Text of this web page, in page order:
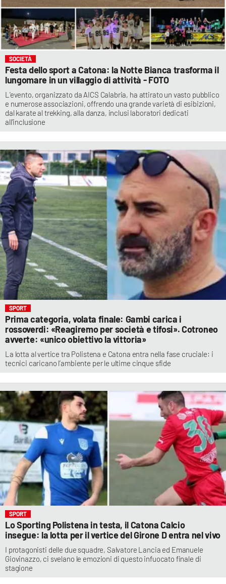
SOCIETÀ
Festa dello sport a Catona: la Notte Bianca trasforma il
lungomare in un villaggio di attività - FOTO
L'evento, organizzato da AICS Calabria, ha attirato un vasto pubblico
e numerose associazioni, offrendo una grande varietà di esibizioni,
dal karate al trekking, alla danza, inclusi laboratori dedicati
all'inclusione
SPORT
Prima categoria, volata finale: Gambi carica i
rossoverdi: «Reagiremo per società e tifosi». Cotroneo
avverte: «unico obiettivo la vittoria»
La lotta al vertice tra Polistena e Catona entra nella fase cruciale: i
tecnici caricano l’ambiente per le ultime cinque sfide
SPORT
Lo Sporting Polistena in testa, il Catona Calcio
insegue: la lotta per il vertice del Girone D entra nel vivo
I protagonisti delle due squadre, Salvatore Lancia ed Emanuele
Giovinazzo, ci svelano le emozioni di questo infuocato finale di
stagione